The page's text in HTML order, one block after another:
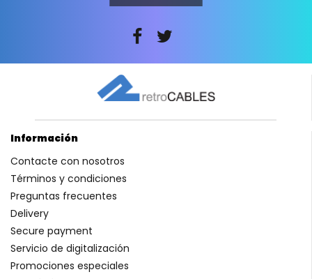
Información
Contacte con nosotros
Términos y condiciones
Preguntas frecuentes
Delivery
Secure payment
Servicio de digitalización
Promociones especiales